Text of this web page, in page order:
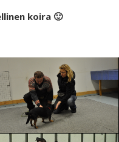
koira 🙂